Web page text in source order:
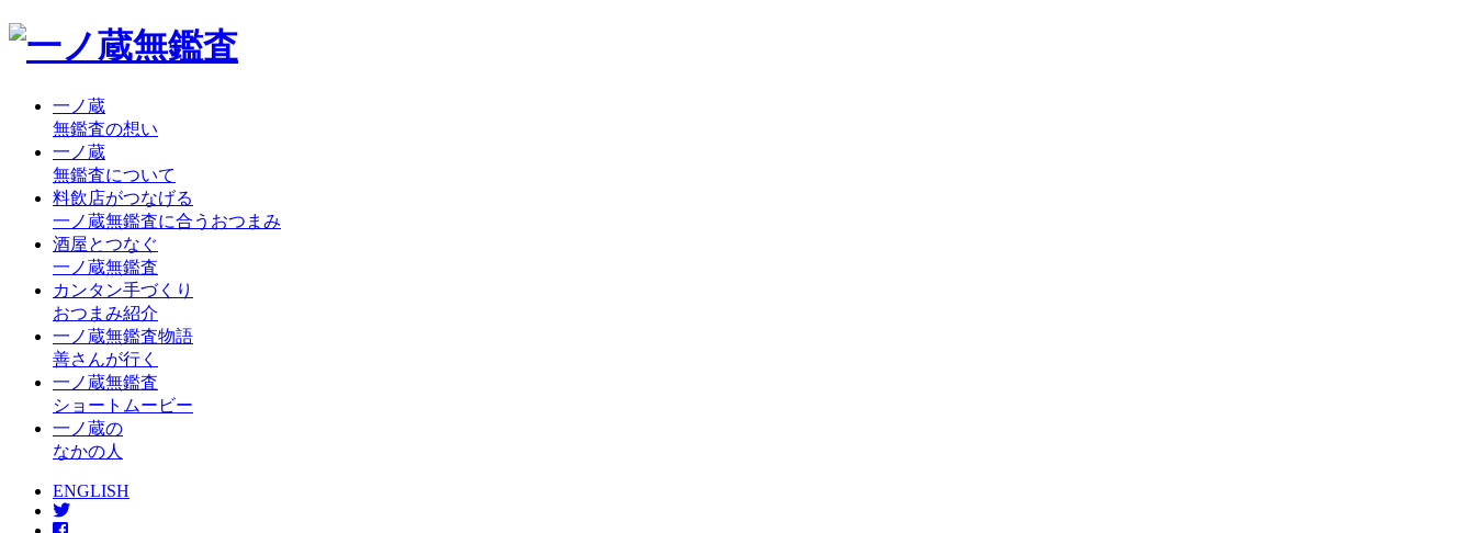
一ノ蔵
無鑑査の想い
一ノ蔵
無鑑査について
料飲店がつなげる
一ノ蔵無鑑査に合うおつまみ
酒屋とつなぐ
一ノ蔵無鑑査
カンタン手づくり
おつまみ紹介
一ノ蔵無鑑査物語
善さんが行く
一ノ蔵無鑑査
ショートムービー
一ノ蔵の
なかの人
ENGLISH